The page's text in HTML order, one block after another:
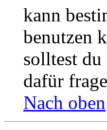
kann
benutzen
solltest
dafür
Nach oben